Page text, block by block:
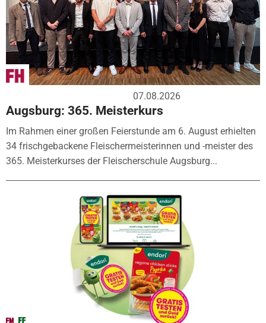
07.08.2026
Augsburg: 365. Meisterkurs
Im Rahmen einer großen Feierstunde am 6. August erhielten
34 frischgebackene Fleischermeisterinnen und -meister des
365. Meisterkurses der Fleischerschule Augsburg...